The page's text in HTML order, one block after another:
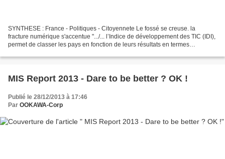
SYNTHESE : France - Politiques - Citoyennete Le fossé se creuse. la
fracture numérique s'accentue ".../... l’Indice de développement des TIC (IDI),
permet de classer les pays en fonction de leurs résultats en termes
​MIS Report 2013 - Dare to be better ? OK !
Publié le 28/12/2013 à 17:46
Par OOKAWA-Corp